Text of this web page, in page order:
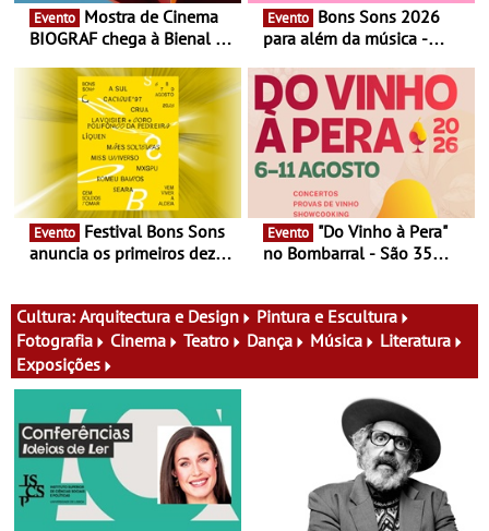
Evento
BIOGRAF chega à Bienal de
Documentário, ensaio
fílmico e práticas artísticas
Evento
para além da música -
percursos, oficinas,
atividades para toda a
família e muito mais
Evento
anuncia os primeiros dez
Evento
no Bombarral - São 35
experiências
Cultura: Arquitectura e Design
Pintura e Escultura
Fotografia
Cinema Teatro Dança Música
Literatura
Exposições